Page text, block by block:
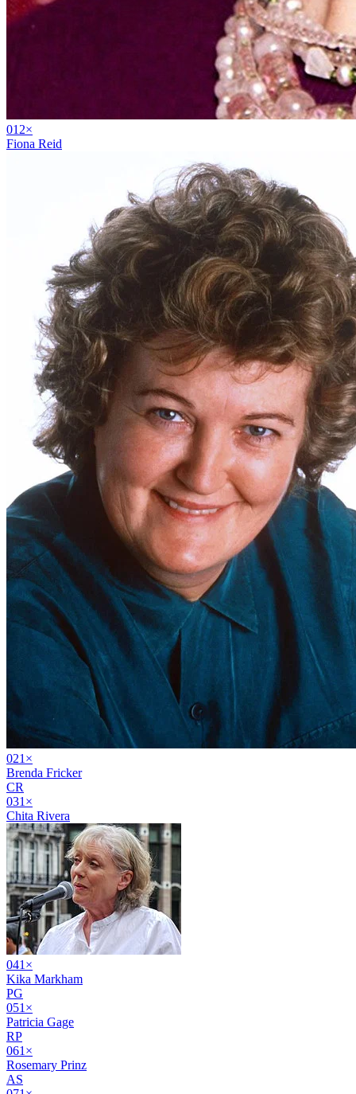
01 2×
Fiona Reid
021 ×
Brenda Fricker
CR
031 ×
Chita Rivera
041 ×
Kika Markham
PG
051 ×
Patricia Gage
RP
061 ×
Rosemary Prinz
AS